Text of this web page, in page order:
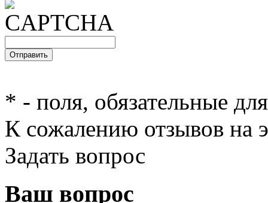
* - поля, обязательные
К сожалению отзывов на
Задать вопрос
Ваш вопрос